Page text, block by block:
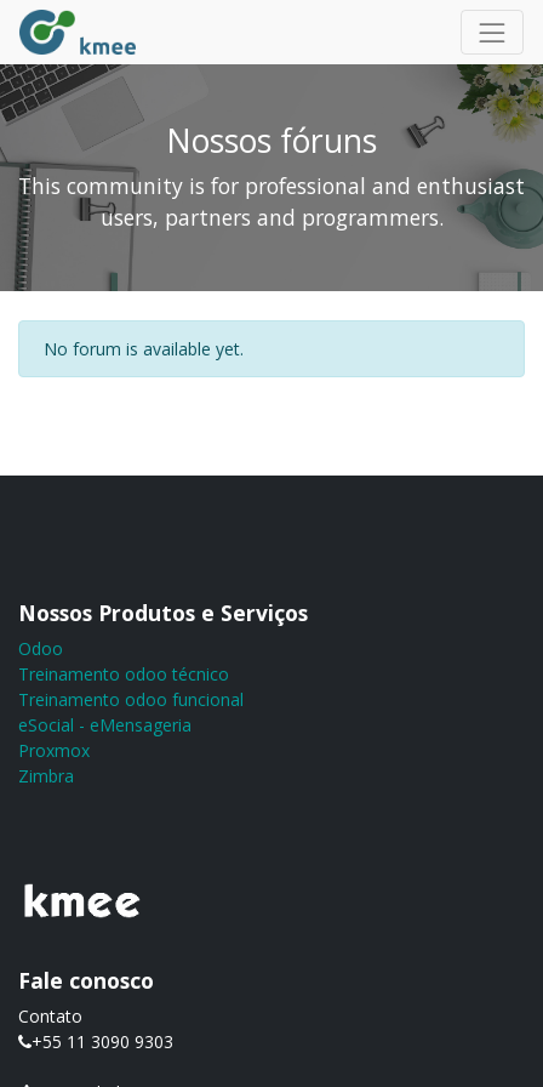
Nossos fóruns
This community is for professional and enthusiast
users, partners and programmers.
No forum is available yet.
Nossos Produtos e Serviços
Odoo
Treinamento odoo técnico
Treinamento odoo funcional
eSocial - eMensageria
Proxmox
Zimbra
Fale conosco
Contato
+55 11 3090 9303